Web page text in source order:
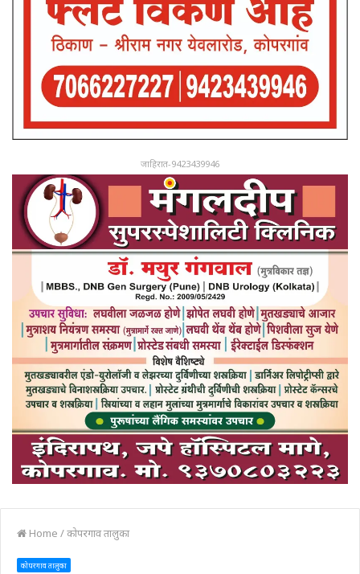
जाहिरात-9423439946
Home /कोपरगाव तालुका
कोपरगाव तालुका